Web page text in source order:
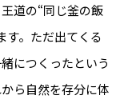
道の“同じ釜の飯
す。ただ出てくる
につくったという
ら自然を存分に体